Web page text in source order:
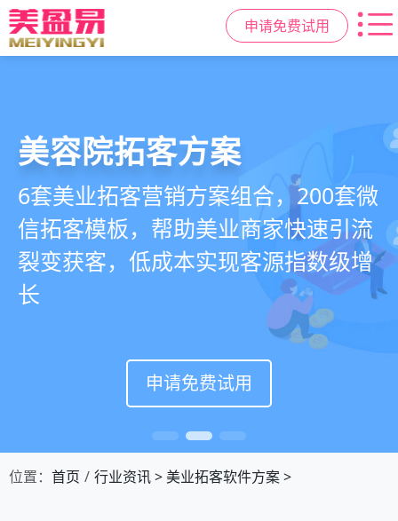
申请免费试用
美业拓客，就用 美盈易
美业全域引流获客+私域运营增长方
案，一站式解决美业门店拓、留、
锁、升难题
申请免费试用
美容院拓客方案
6套美业拓客营销方案组合，200套微
信拓客模板，帮助美业商家快速引流
裂变获客，低成本实现客源指数级增
长
申请免费试用
美业私域运营scrm
从拉新、转化、复购到裂变转介绍面
面俱到，赋能美容顾问销售，实现客
户、业绩
持续增长
申请免费试用
位置： 首页 行业资讯>美业拓客软件方案>